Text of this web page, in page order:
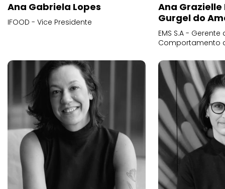
Ana Gabriela Lopes
IFOOD - Vice Presidente
Ana
Gurgel do
EMS S.A -
Comportamento